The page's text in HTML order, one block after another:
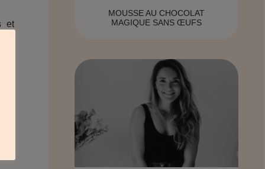
et
MOUSSE AU CHOCOLAT
MAGIQUE SANS ŒUFS